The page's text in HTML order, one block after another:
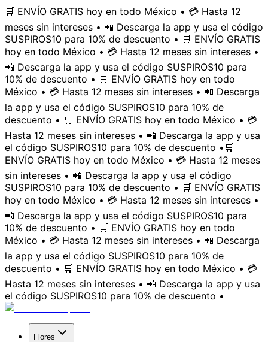
🛒 ENVÍO GRATIS hoy en todo México • 💳 Hasta 12
meses sin intereses • 📲 Descarga la app y usa el código
SUSPIROS10 para 10% de descuento • 🛒 ENVÍO GRATIS
hoy en todo México • 💳 Hasta 12 meses sin intereses •
📲 Descarga la app y usa el código SUSPIROS10 para
10% de descuento • 🛒 ENVÍO GRATIS hoy en todo
México • 💳 Hasta 12 meses sin intereses • 📲 Descarga
la app y usa el código SUSPIROS10 para 10% de
descuento • 🛒 ENVÍO GRATIS hoy en todo México • 💳
Hasta 12 meses sin intereses • 📲 Descarga la app y usa
el código SUSPIROS10 para 10% de descuento • 🛒
ENVÍO GRATIS hoy en todo México • 💳 Hasta 12 meses
sin intereses • 📲 Descarga la app y usa el código
SUSPIROS10 para 10% de descuento • 🛒 ENVÍO GRATIS
hoy en todo México • 💳 Hasta 12 meses sin intereses •
📲 Descarga la app y usa el código SUSPIROS10 para
10% de descuento • 🛒 ENVÍO GRATIS hoy en todo
México • 💳 Hasta 12 meses sin intereses • 📲 Descarga
la app y usa el código SUSPIROS10 para 10% de
descuento • 🛒 ENVÍO GRATIS hoy en todo México • 💳
Hasta 12 meses sin intereses • 📲 Descarga la app y usa
el código SUSPIROS10 para 10% de descuento •
Flores